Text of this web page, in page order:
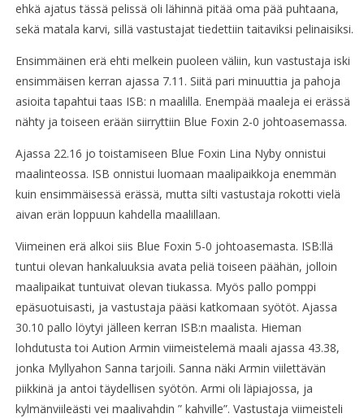
ehkä ajatus tässä pelissä oli lähinnä pitää oma pää puhtaana,
sekä matala karvi, sillä vastustajat tiedettiin taitaviksi pelinaisiksi.
Ensimmäinen erä ehti melkein puoleen väliin, kun vastustaja iski
ensimmäisen kerran ajassa 7.11. Siitä pari minuuttia ja pahoja
asioita tapahtui taas ISB: n maalilla. Enempää maaleja ei erässä
nähty ja toiseen erään siirryttiin Blue Foxin 2-0 johtoasemassa.
Ajassa 22.16 jo toistamiseen Blue Foxin Lina Nyby onnistui
maalinteossa. ISB onnistui luomaan maalipaikkoja enemmän
kuin ensimmäisessä erässä, mutta silti vastustaja rokotti vielä
aivan erän loppuun kahdella maalillaan.
Viimeinen erä alkoi siis Blue Foxin 5-0 johtoasemasta. ISB:llä
tuntui olevan hankaluuksia avata peliä toiseen päähän, jolloin
maalipaikat tuntuivat olevan tiukassa. Myös pallo pomppi
epäsuotuisasti, ja vastustaja pääsi katkomaan syötöt. Ajassa
30.10 pallo löytyi jälleen kerran ISB:n maalista. Hieman
lohdutusta toi Aution Armin viimeistelemä maali ajassa 43.38,
jonka Myllyahon Sanna tarjoili. Sanna näki Armin viilettävän
piikkinä ja antoi täydellisen syötön. Armi oli läpiajossa, ja
kylmänviileästi vei maalivahdin ” kahville”. Vastustaja viimeisteli